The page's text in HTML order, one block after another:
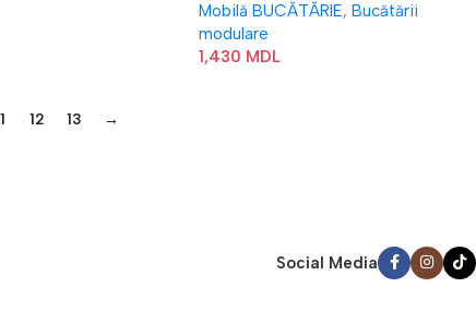
Mobilă BUCĂTĂRIE, Bucătării
modulare
1,430 MDL
12 13 →
Social Media